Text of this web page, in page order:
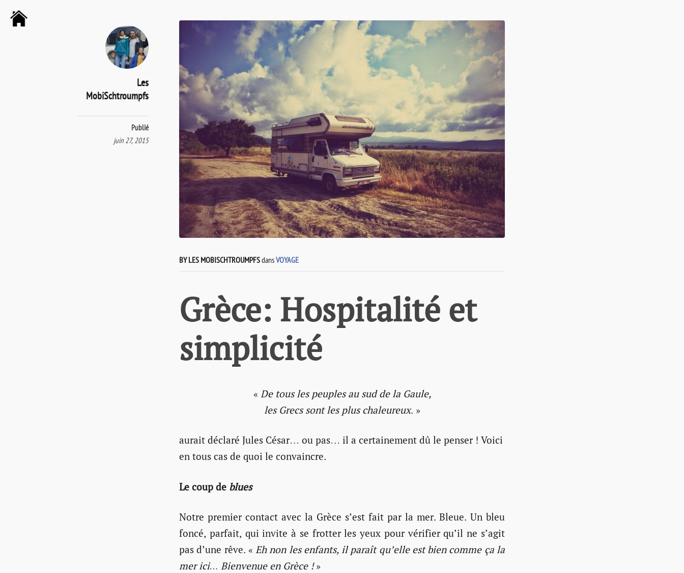
Les
MobiSchtroumpfs
Publié
juin 27, 2015
BY LES MOBISCHTROUMPFSdansVOYAGE
Grèce: Hospitalité et
simplicité
« De tous les peuples au sud de la Gaule,
les Grecs sont les plus chaleureux. »
aurait déclaré Jules César… ou pas… il a certainement dû le penser ! Voici
en tous cas de quoi le convaincre.
Le coup de blues
Notre premier contact avec la Grèce s’est fait par la mer. Bleue. Un bleu
foncé, parfait, qui invite à se frotter les yeux pour vérifier qu’il ne s’agit
pas d’une rêve. «Eh non les enfants, il paraît qu’elle est bien comme ça la
mer ici… Bienvenue en Grèce !»